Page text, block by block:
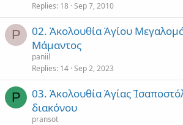
Replies 18 Sep 7, 2010
P
02. Ἀκολουθία Ἁγίου
Μάμαντος
paniil
Replies 14 Sep 2, 2023
P
03. Ἀκολουθία Ἁγίας
διακόνου
pransot